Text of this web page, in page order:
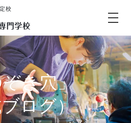
校
き穴」
ブログ）